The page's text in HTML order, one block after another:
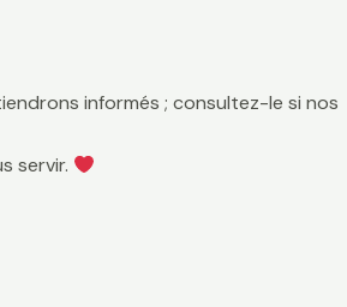
informés ; consultez-le si nos
servir.